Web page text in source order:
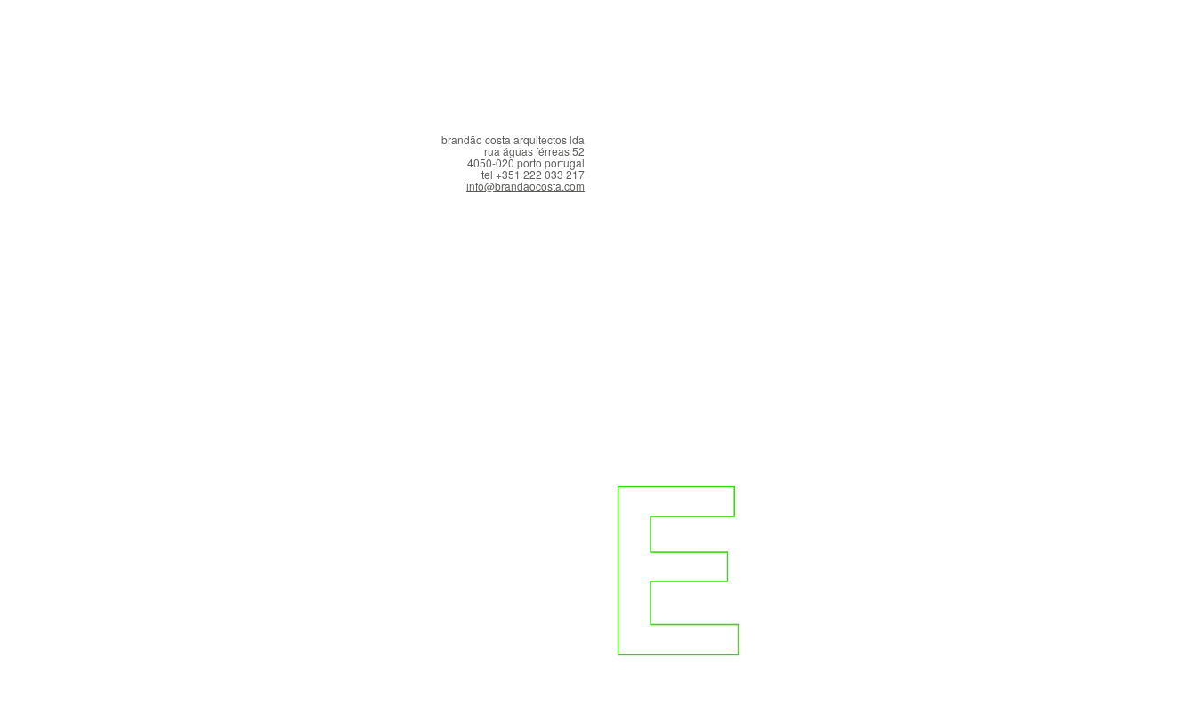
brandão costa arquitectos lda
rua águas férreas 52
4050-020 porto portugal
tel +351 222 033 217
info@brandaocosta.com